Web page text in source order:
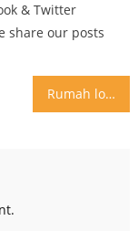
& Twitter
share our posts
Rumah loft mezzanine